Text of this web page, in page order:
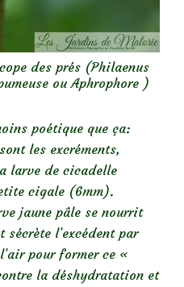
des prés (Philaenus
ou Aphrophore )
poétique que ça:
les excréments,
larve de cicadelle
cigale (6mm).
jaune pâle se nourrit
sécrète l’excédent par
pour former ce «
la déshydratation et